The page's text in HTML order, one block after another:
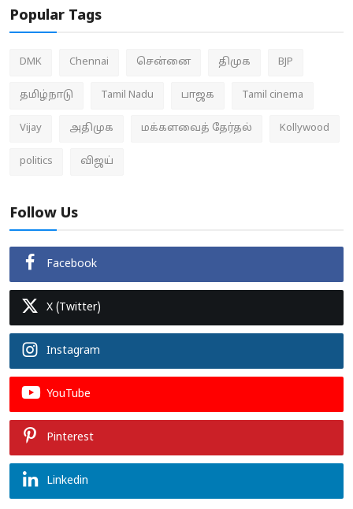
Popular Tags
DMK Chennai சென்னை திமுக BJP
தமிழ்நாடு Tamil Nadu பாஜக Tamil cinema
Vijay அதிமுக மக்களவைத் தேர்தல் Kollywood
politics விஜய்
Follow Us
Facebook
X (Twitter)
Instagram
YouTube
Pinterest
Linkedin